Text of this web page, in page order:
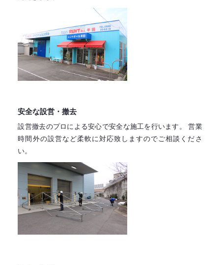
安全な設営・撤去
設営撤去のプロによる安心で安全な施工を行います。
営業
時間外の設営など柔軟に対応致しますのでご相談くださ
い。